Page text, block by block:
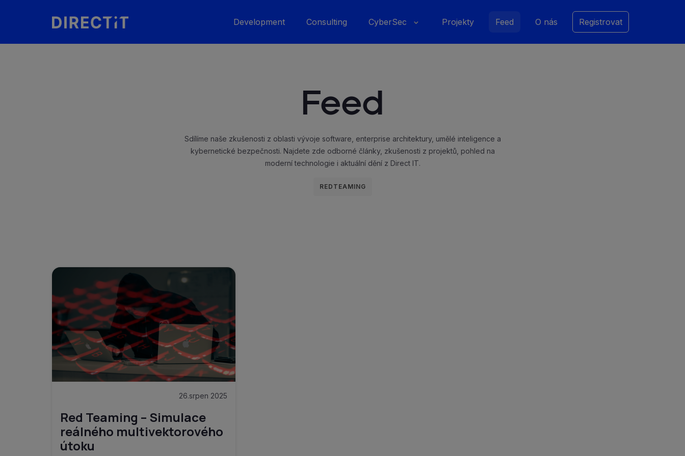
Development Consulting CyberSec Projekty Feed O nás Registrovat
Feed
Sdílíme naše zkušenosti z oblasti vývoje software, enterprise architektury, umělé inteligence a
kybernetické bezpečnosti. Najdete zde odborné články, zkušenosti z projektů, pohled na
moderní technologie i aktuální dění z Direct IT.
REDTEAMING
26.srpen 2025
Red Teaming – Simulace
reálného multivektorového
útoku